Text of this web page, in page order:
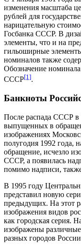
изменения масштаба
рублей для
нарицательную
Госбанка СССР. В
элементы, что и на
гильоширные
номиналов также
Обозначение
СССР[1].
Банкноты
После распада СССР в
выпущенных в
изображениях
полугодия 1992 года,
обращение, исчезло
СССР, а появилась
помимо надписи,
В 1995 году
представил новую
предыдущих. На этот
изображения видов
как городская серия.
изображены
разных городов